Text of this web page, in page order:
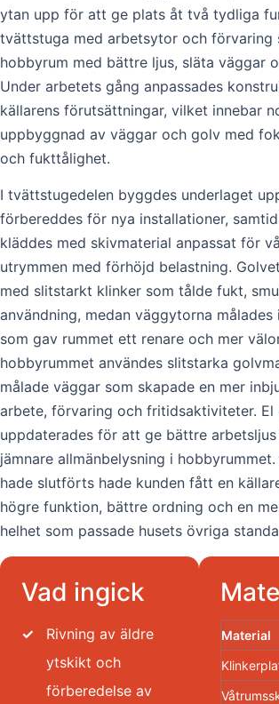
ytan upp för att ge plats åt två tydliga
tvättstuga med arbetsytor och förvaring
hobbyrum med bättre ljus, släta väggar
Under arbetets gång anpassades
källarens förutsättningar, vilket innebar
uppbyggnad av väggar och golv med
och fukttålighet.
I tvättstugedelen byggdes underlaget
förbereddes för nya installationer,
kläddes med skivmaterial anpassat för
utrymmen med förhöjd belastning.
med slitstarkt klinker som tålde fukt,
användning, medan väggytorna målades
som gav rummet ett renare och mer
hobbyrummet användes slitstarka
målade väggar som skapade en mer
arbete, förvaring och fritidsaktiviteter. El
uppdaterades för att ge bättre
jämnare allmänbelysning i
hade slutförts hade kunden fått en
högre funktion, bättre ordning och en
helhet som passade husets övriga
Vad ingick
✓
Rivning av äldre
ytskikt och
förberedelse av
Material